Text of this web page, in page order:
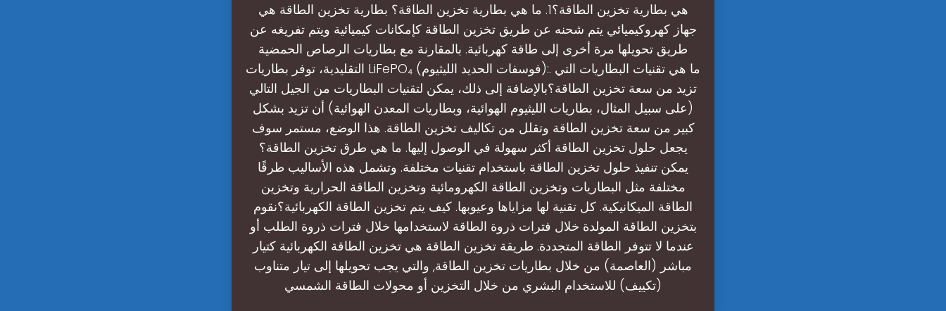
هي بطارية تخزين الطاقة؟1. ما هي بطارية تخزين الطاقة؟ بطارية تخزين الطاقة هي
جهاز كهروكيميائي يتم شحنه عن طريق تخزين الطاقة كإمكانات كيميائية ويتم تفريغه عن
طريق تحويلها مرة أخرى إلى طاقة كهربائية. بالمقارنة مع بطاريات الرصاص الحمضية
التقليدية، توفر بطاريات LiFePO₄ (فوسفات الحديد الليثيوم):. ما هي تقنيات البطاريات التي
تزيد من سعة تخزين الطاقة؟بالإضافة إلى ذلك، يمكن لتقنيات البطاريات من الجيل التالي
(على سبيل المثال، بطاريات الليثيوم الهوائية، وبطاريات المعدن الهوائية) أن تزيد بشكل
كبير من سعة تخزين الطاقة وتقلل من تكاليف تخزين الطاقة. هذا الوضع، مستمر سوف
يجعل حلول تخزين الطاقة أكثر سهولة في الوصول إليها. ما هي طرق تخزين الطاقة؟
يمكن تنفيذ حلول تخزين الطاقة باستخدام تقنيات مختلفة. وتشمل هذه الأساليب طرقًا
مختلفة مثل البطاريات وتخزين الطاقة الكهرومائية وتخزين الطاقة الحرارية وتخزين
الطاقة الميكانيكية. كل تقنية لها مزاياها وعيوبها. كيف يتم تخزين الطاقة الكهربائية؟نقوم
بتخزين الطاقة المولدة خلال فترات ذروة الطاقة لاستخدامها خلال فترات ذروة الطلب أو
عندما لا تتوفر الطاقة المتجددة. طريقة تخزين الطاقة هي تخزين الطاقة الكهربائية كتيار
مباشر (العاصمة) من خلال بطاريات تخزين الطاقة, والتي يجب تحويلها إلى تيار متناوب
(تكييف) للاستخدام البشري من خلال التخزين أو محولات الطاقة الشمسي